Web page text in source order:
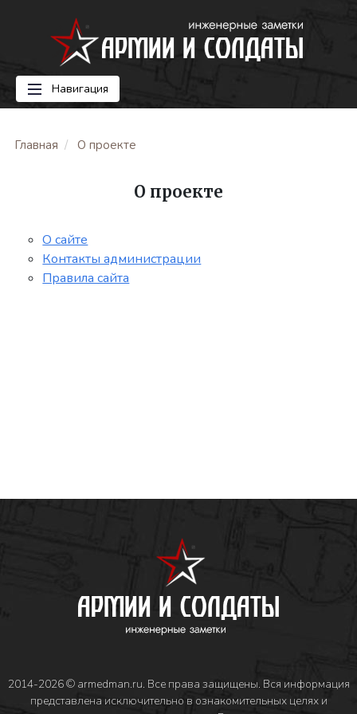
Навигация
Главная О проекте
О проекте
О сайте
Контакты администрации
Правила сайта
2014-2026 © armedman.ru. Все права защищены. Вся информация
представлена исключительно в ознакомительных целях и